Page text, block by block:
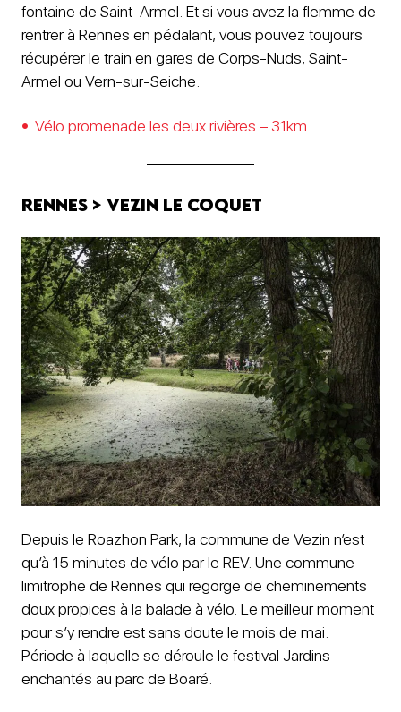
fontaine de Saint-Armel. Et si vous avez la flemme de
rentrer à Rennes en pédalant, vous pouvez toujours
récupérer le train en gares de Corps-Nuds, Saint-
Armel ou Vern-sur-Seiche.
Vélo promenade les deux rivières – 31km
Rennes > Vezin le Coquet
Depuis le Roazhon Park, la commune de Vezin n’est
qu’à 15 minutes de vélo par le REV. Une commune
limitrophe de Rennes qui regorge de cheminements
doux propices à la balade à vélo. Le meilleur moment
pour s’y rendre est sans doute le mois de mai.
Période à laquelle se déroule le festival Jardins
enchantés au parc de Boaré.